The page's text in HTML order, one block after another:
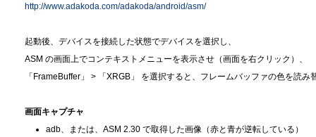
http://www.adakoda.com/adakoda/android/asm/
起動後、デバイスを接続した状態でデバイスを選択し、
ASM の画面上でコンテキストメニューを表示させ（画面を右クリック）、
「FrameBuffer」 > 「XRGB」 を選択すると、フレームバッファの色を読み
画面キャプチャ
adb、または、ASM 2.30 で取得した画像（赤と青が逆転している）